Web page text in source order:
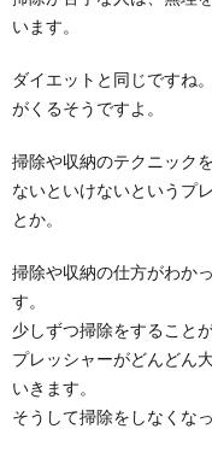
います。
ダイエットと同じですね
がくるそうですよ。
掃除や収納のテクニック
ないといけないというプ
とか。
掃除や収納の仕方がわか
す。
少しずつ掃除をすること
プレッシャーがどんどん
いきます。
そうして掃除をしなくな